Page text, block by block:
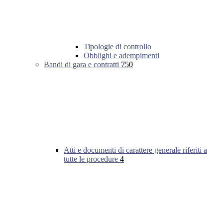
Tipologie di controllo
Obblighi e adempimenti
Bandi di gara e contratti 750
Atti e documenti di carattere generale riferiti a
tutte le procedure 4